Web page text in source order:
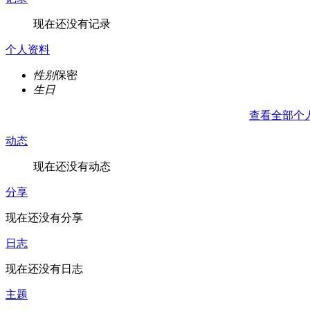
现在还没有记录
个人资料
性别保密
生日
查看全部个
动态
现在还没有动态
分享
现在还没有分享
日志
现在还没有日志
主题